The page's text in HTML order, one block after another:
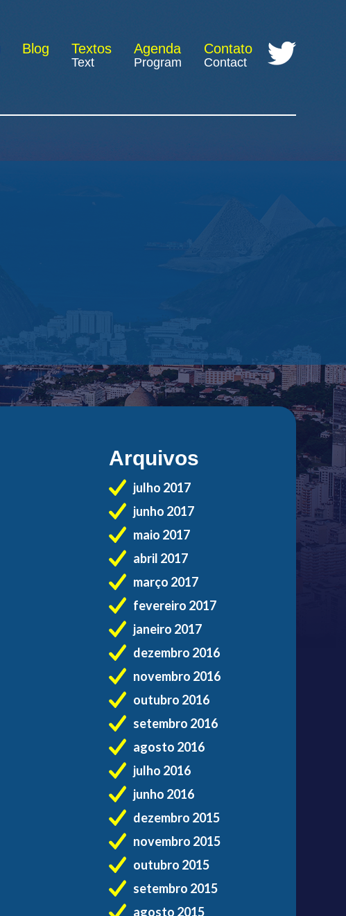
Blog Textos
Text
Agenda
Program
Contato
Contact
Arquivos
julho 2017
junho 2017
maio 2017
abril 2017
março 2017
fevereiro 2017
janeiro 2017
dezembro 2016
novembro 2016
outubro 2016
setembro 2016
agosto 2016
julho 2016
junho 2016
dezembro 2015
novembro 2015
outubro 2015
setembro 2015
agosto 2015